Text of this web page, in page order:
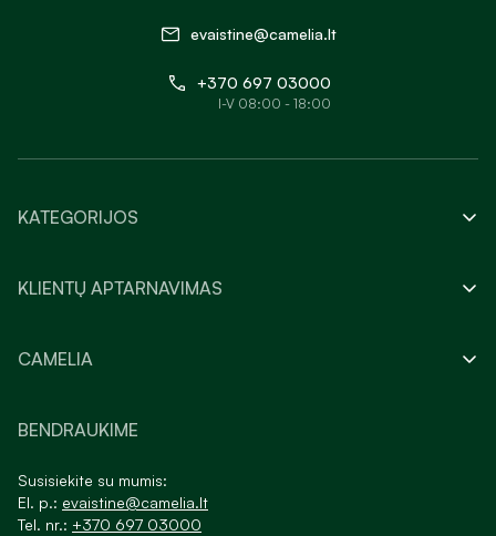
evaistine@camelia.lt
+370 697 03000
I-V 08:00 - 18:00
KATEGORIJOS
KLIENTŲ APTARNAVIMAS
CAMELIA
BENDRAUKIME
Susisiekite su mumis:
El. p.: evaistine@camelia.lt
Tel. nr.: +370 697 03000